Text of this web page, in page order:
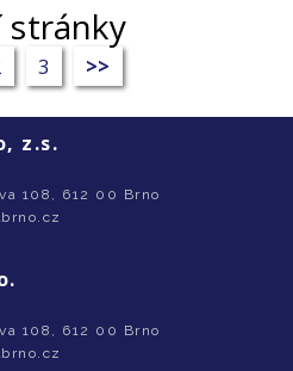
stránky
3 >>
z.s.
108, 612 00 Brno
108, 612 00 Brno